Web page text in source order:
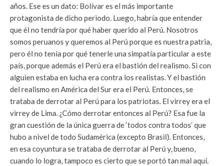
años. Ese es un dato: Bolívar es el más importante
protagonista de dicho periodo. Luego, habría que entender
que él no tendría por qué haber querido al Perú. Nosotros
somos peruanos y queremos al Perú porque es nuestra patria,
pero él no tenía por qué tenerle una simpatía particular a este
país, porque además el Perú era el bastión del realismo. Si con
alguien estaba en lucha era contra los realistas. Y el bastión
del realismo en América del Sur era el Perú. Entonces, se
trataba de derrotar al Perú para los patriotas. El virrey era el
virrey de Lima. ¿Cómo derrotar entonces al Perú? Esa fue la
gran cuestión de la única guerra de ‘todos contra todos’ que
hubo a nivel de todo Sudamérica (excepto Brasil). Entonces,
en esa coyuntura se trataba de derrotar al Perú y, bueno,
cuando lo logra, tampoco es cierto que se portó tan mal aquí.